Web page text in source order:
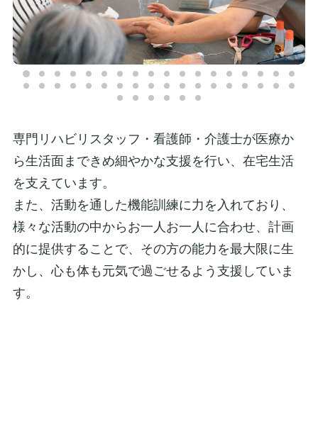
専門リハビリスタッフ・看護師・介護士が医療か
ら生活面まできめ細やかな支援を行い、在宅生活
を支えています。
また、活動を通した機能訓練に力を入れており、
様々な活動の中からお一人お一人に合わせ、計画
的に提供することで、その方の能力を最大限に生
かし、心も体も元気で過ごせるよう支援していま
す。